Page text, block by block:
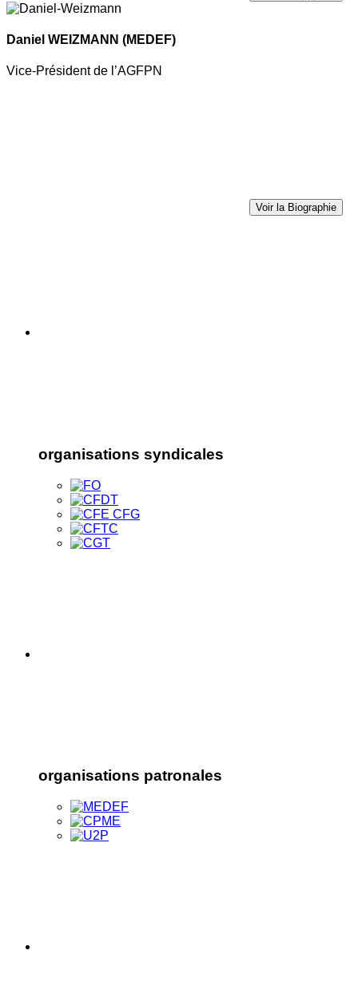
Daniel WEIZMANN (MEDEF)
Vice-Président de l’AGFPN
Voir la Biographie
organisations syndicales
organisations patronales